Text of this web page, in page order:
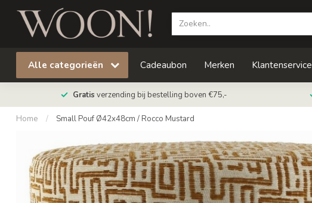
Alle categorieën Cadeaubon Merken Klantenservice
Gratis verzending bij bestelling boven €75,-
Home / Small Pouf Ø42x48cm / Rocco Mustard